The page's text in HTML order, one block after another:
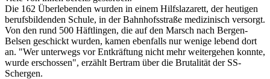
Die 162 Überlebenden wurden in einem Hilfslazarett, der heutigen
berufsbildenden Schule, in der Bahnhofsstraße medizinisch versorgt.
Von den rund 500 Häftlingen, die auf den Marsch nach Bergen-
Belsen geschickt wurden, kamen ebenfalls nur wenige lebend dort
an. "Wer unterwegs vor Entkräftung nicht mehr weitergehen konnte,
wurde erschossen", erzählt Bertram über die Brutalität der SS-
Schergen.